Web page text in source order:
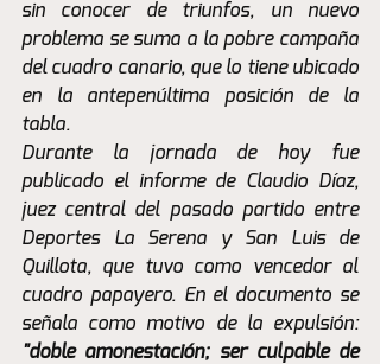
sin conocer de triunfos, un nuevo
problema se suma a la pobre campaña
del cuadro canario, que lo tiene ubicado
en la antepenúltima posición de la
tabla.
Durante la jornada de hoy fue
publicado el informe de Claudio Díaz,
juez central del pasado partido entre
Deportes La Serena y San Luis de
Quillota, que tuvo como vencedor al
cuadro papayero. En el documento se
señala como motivo de la expulsión:
"doble amonestación; ser culpable de